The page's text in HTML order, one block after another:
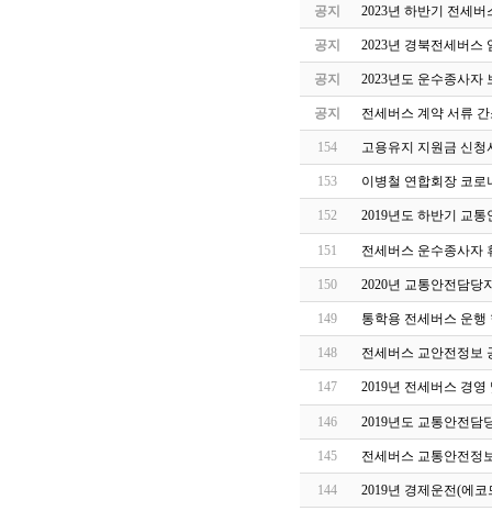
공지 2023년 하반기 전세
공지 2023년 경북전세버스
공지 2023년도 운수종사자
공지 전세버스 계약 서류
154 고용유지 지원금 신청
153 이병철 연합회장 코로
152 2019년도 하반기 교
151 전세버스 운수종사자
150 2020년 교통안전담당
149 통학용 전세버스 운행
148 전세버스 교안전정보
147 2019년 전세버스 경
146 2019년도 교통안전담
145 전세버스 교통안전정
144 2019년 경제운전(에